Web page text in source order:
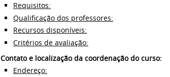
Requisitos:
Qualificação dos professores:
Recursos disponíveis:
Critérios de avaliação:
Contato e localização da coordenação do curso:
Endereço: